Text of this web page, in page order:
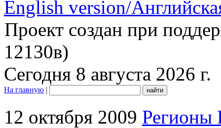
English version/
Проект создан при
12130в)
Сегодня 8 августа 2026 г.
На главную |
12 октября 2009 Регионы